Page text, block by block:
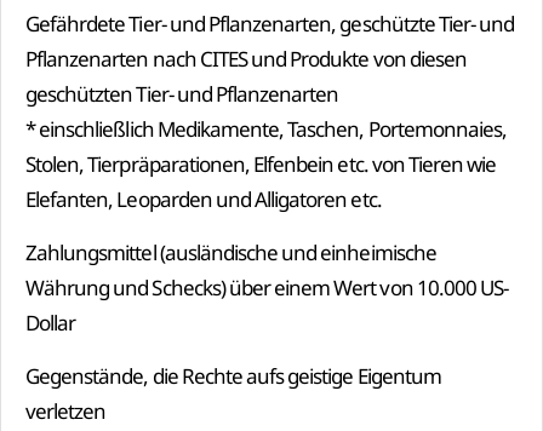
Gefährdete Tier- und Pflanzenarten, geschützte Tier- und
Pflanzenarten nach CITES und Produkte von diesen
geschützten Tier- und Pflanzenarten
* einschließlich Medikamente, Taschen, Portemonnaies,
Stolen, Tierpräparationen, Elfenbein etc. von Tieren wie
Elefanten, Leoparden und Alligatoren etc.
Zahlungsmittel (ausländische und einheimische
Währung und Schecks) über einem Wert von 10.000 US-
Dollar
Gegenstände, die Rechte aufs geistige Eigentum
verletzen